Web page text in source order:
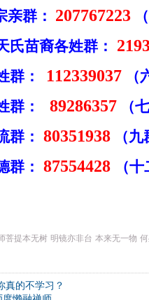
亲群： 207767223
氏苗裔各姓群：
群：
112339037
（
群：
89286357
（
群： 80351938
（九
群： 87554428 （十
菩提本无树 明镜亦非台 本来无一物
真的不学习？